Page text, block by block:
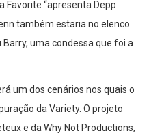
Favorite “apresenta Depp
também estaria no elenco
uma condessa que foi a
um dos cenários nos quais o
da Variety. O projeto
e da Why Not Productions,